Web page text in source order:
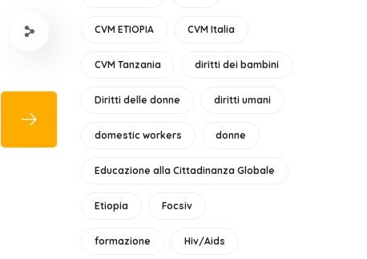
CVM ETIOPIA CVM Italia
CVM Tanzania diritti dei bambini
Diritti delle donne diritti umani
domestic workers donne
Educazione alla Cittadinanza Globale
Etiopia Focsiv
formazione Hiv/Aids